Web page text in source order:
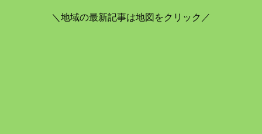
＼地域の最新記事は地図をクリック／